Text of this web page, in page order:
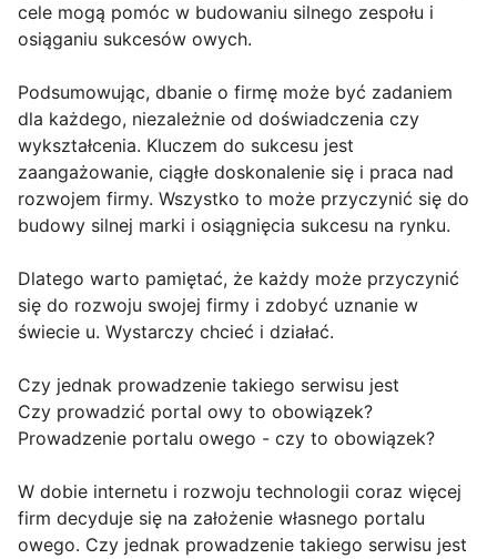
cele mogą pomóc w budowaniu silnego zespołu i
osiąganiu sukcesów owych.
Podsumowując, dbanie o firmę może być zadaniem
dla każdego, niezależnie od doświadczenia czy
wykształcenia. Kluczem do sukcesu jest
zaangażowanie, ciągłe doskonalenie się i praca nad
rozwojem firmy. Wszystko to może przyczynić się do
budowy silnej marki i osiągnięcia sukcesu na rynku.
Dlatego warto pamiętać, że każdy może przyczynić
się do rozwoju swojej firmy i zdobyć uznanie w
świecie u. Wystarczy chcieć i działać.
Czy jednak prowadzenie takiego serwisu jest
Czy prowadzić portal owy to obowiązek?
Prowadzenie portalu owego - czy to obowiązek?
W dobie internetu i rozwoju technologii coraz więcej
firm decyduje się na założenie własnego portalu
owego. Czy jednak prowadzenie takiego serwisu jest